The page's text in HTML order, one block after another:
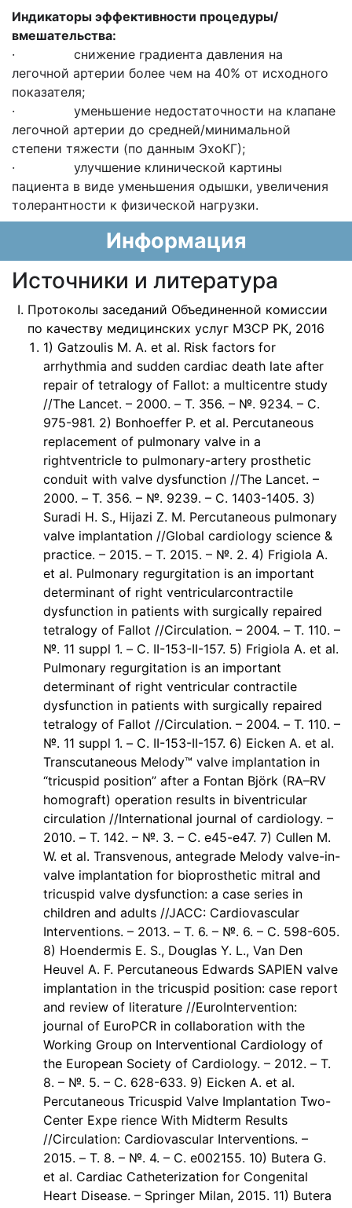
Индикаторы эффективности процедуры/
вмешательства:
· снижение градиента давления на
легочной артерии более чем на 40% от исходного
показателя;
· уменьшение недостаточности на клапане
легочной артерии до средней/минимальной
степени тяжести (по данным ЭхоКГ);
· улучшение клинической картины
пациента в виде уменьшения одышки, увеличения
толерантности к физической нагрузки.
Информация
Источники и литература
Протоколы заседаний Объединенной комиссии
по качеству медицинских услуг МЗСР РК, 2016
1) Gatzoulis M. A. et al. Risk factors for
arrhythmia and sudden cardiac death late after
repair of tetralogy of Fallot: a multicentre study
//The Lancet. – 2000. – Т. 356. – №. 9234. – С.
975-981. 2) Bonhoeffer P. et al. Percutaneous
replacement of pulmonary valve in a
rightventricle to pulmonary-artery prosthetic
conduit with valve dysfunction //The Lancet. –
2000. – Т. 356. – №. 9239. – С. 1403-1405. 3)
Suradi H. S., Hijazi Z. M. Percutaneous pulmonary
valve implantation //Global cardiology science &
practice. – 2015. – Т. 2015. – №. 2. 4) Frigiola A.
et al. Pulmonary regurgitation is an important
determinant of right ventricularcontractile
dysfunction in patients with surgically repaired
tetralogy of Fallot //Circulation. – 2004. – Т. 110. –
№. 11 suppl 1. – С. II-153-II-157. 5) Frigiola A. et al.
Pulmonary regurgitation is an important
determinant of right ventricular contractile
dysfunction in patients with surgically repaired
tetralogy of Fallot //Circulation. – 2004. – Т. 110. –
№. 11 suppl 1. – С. II-153-II-157. 6) Eicken A. et al.
Transcutaneous Melody™ valve implantation in
“tricuspid position” after a Fontan Björk (RA–RV
homograft) operation results in biventricular
circulation //International journal of cardiology. –
2010. – Т. 142. – №. 3. – С. e45-e47. 7) Cullen M.
W. et al. Transvenous, antegrade Melody valve-in-
valve implantation for bioprosthetic mitral and
tricuspid valve dysfunction: a case series in
children and adults //JACC: Cardiovascular
Interventions. – 2013. – Т. 6. – №. 6. – С. 598-605.
8) Hoendermis E. S., Douglas Y. L., Van Den
Heuvel A. F. Percutaneous Edwards SAPIEN valve
implantation in the tricuspid position: case report
and review of literature //EuroIntervention:
journal of EuroPCR in collaboration with the
Working Group on Interventional Cardiology of
the European Society of Cardiology. – 2012. – Т.
8. – №. 5. – С. 628-633. 9) Eicken A. et al.
Percutaneous Tricuspid Valve Implantation Two-
Center Expe rience With Midterm Results
//Circulation: Cardiovascular Interventions. –
2015. – Т. 8. – №. 4. – С. e002155. 10) Butera G.
et al. Cardiac Catheterization for Congenital
Heart Disease. – Springer Milan, 2015. 11) Butera